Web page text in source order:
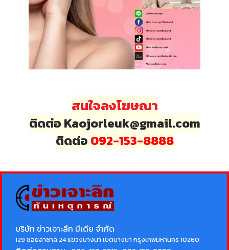
สนใจลงโฆษณา
ติดต่อ Kaojorleuk@gmail.com
ติดต่อ 092-153-8888
บริษัท ข่าวเจาะลึก มีเดีย จำกัด
129 ซอยลาซาล 24 แขวงบางนา เขตบางนา กรุงเทพมหานคร 10260